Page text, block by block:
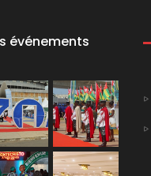
événements